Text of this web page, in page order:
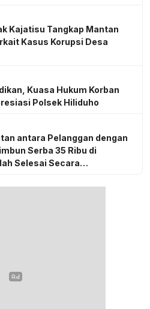
Kajatisu Tangkap Mantan
Kasus Korupsi Desa
Kuasa Hukum Korban
Polsek Hiliduho
antara Pelanggan dengan
Serba 35 Ribu di
Selesai Secara